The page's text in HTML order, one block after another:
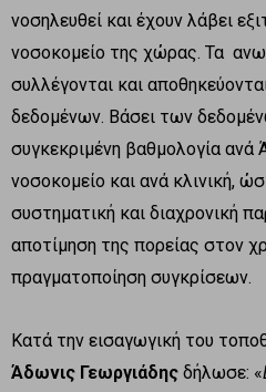
νοσηλευθεί και έχουν λάβει
νοσοκομείο της χώρας. Τα
συλλέγονται και
δεδομένων. Βάσει των
συγκεκριμένη βαθμολογία ανά
νοσοκομείο και ανά κλινική,
συστηματική και διαχρονική
αποτίμηση της πορείας στον
πραγματοποίηση συγκρίσεων.
Κατά την εισαγωγική του
Άδωνις Γεωργιάδης δήλωσε: «